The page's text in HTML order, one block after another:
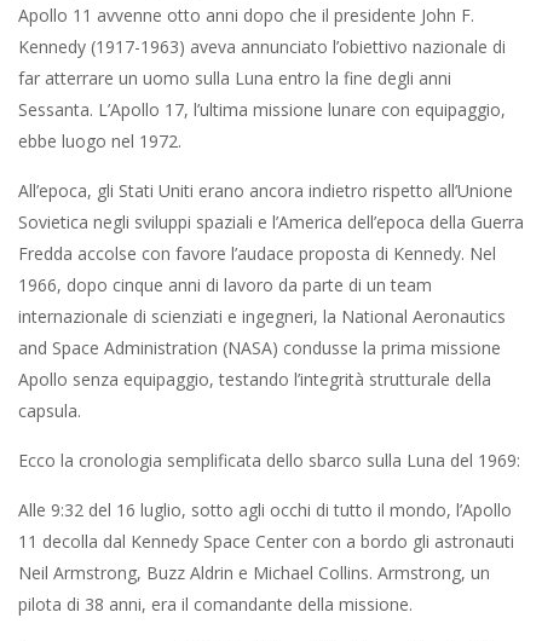
Apollo 11 avvenne otto anni dopo che il presidente John F.
Kennedy (1917-1963) aveva annunciato l’obiettivo nazionale di
far atterrare un uomo sulla Luna entro la fine degli anni
Sessanta. L’Apollo 17, l’ultima missione lunare con equipaggio,
ebbe luogo nel 1972.
All’epoca, gli Stati Uniti erano ancora indietro rispetto all’Unione
Sovietica negli sviluppi spaziali e l’America dell’epoca della Guerra
Fredda accolse con favore l’audace proposta di Kennedy. Nel
1966, dopo cinque anni di lavoro da parte di un team
internazionale di scienziati e ingegneri, la National Aeronautics
and Space Administration (NASA) condusse la prima missione
Apollo senza equipaggio, testando l’integrità strutturale della
capsula.
Ecco la cronologia semplificata dello sbarco sulla Luna del 1969:
Alle 9:32 del 16 luglio, sotto agli occhi di tutto il mondo, l’Apollo
11 decolla dal Kennedy Space Center con a bordo gli astronauti
Neil Armstrong, Buzz Aldrin e Michael Collins. Armstrong, un
pilota di 38 anni, era il comandante della missione.